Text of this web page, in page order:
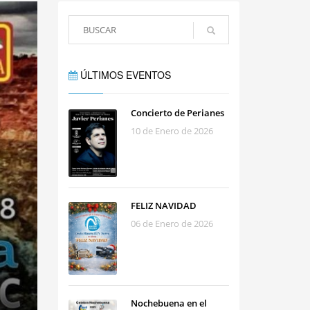
ÚLTIMOS EVENTOS
Concierto de Perianes
10 de Enero de 2026
FELIZ NAVIDAD
06 de Enero de 2026
Nochebuena en el